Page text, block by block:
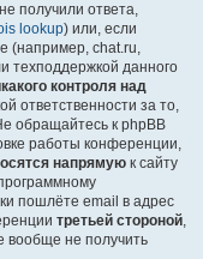
получили ответа,
lookup) или, если
(например, chat.ru,
техподдержкой данного
контроля над
ответственности за то,
обращайтесь к phpBB
работы конференции,
напрямую к сайту
пошлёте email в адрес
третьей стороной,
вообще не получить